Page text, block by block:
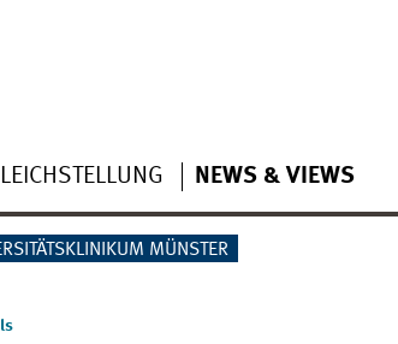
NEWS & VIEWS
MÜNSTER